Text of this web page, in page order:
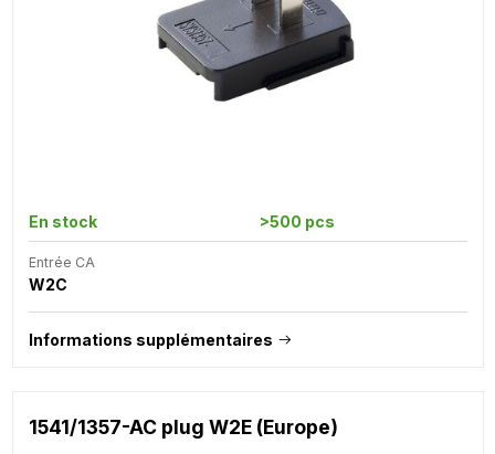
En stock >500 pcs
Entrée CA
W2C
Informations supplémentaires
1541/1357-AC plug W2E (Europe)